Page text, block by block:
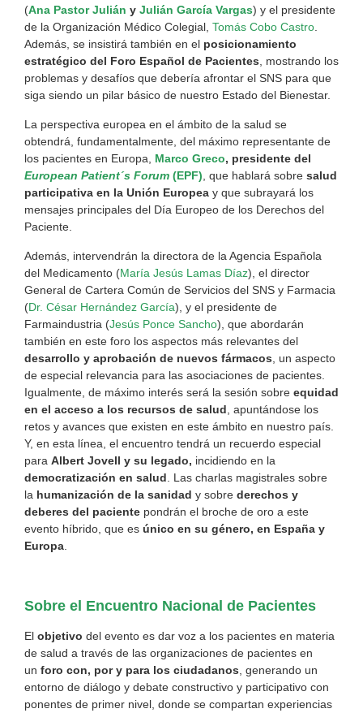
(Ana Pastor Julián y Julián García Vargas) y el presidente
de la Organización Médico Colegial, Tomás Cobo Castro
Además, se insistirá también en el posicionamiento
estratégico del Foro Español de Pacientes , mostrando los
problemas y desafíos que debería afrontar el SNS para que
siga siendo un pilar básico de nuestro Estado del Bienestar.
La perspectiva europea en el ámbito de la salud se
obtendrá, fundamentalmente, del máximo representante de
los pacientes en Europa, Marco Greco, presidente del
European Patient´s Forum (EPF) , que hablará sobre salud
participativa en la Unión Europea y que subrayará los
mensajes principales del Día Europeo de los Derechos del
Paciente.
Además, intervendrán la directora de la Agencia Española
del Medicamento (María Jesús Lamas Díaz), el director
General de Cartera Común de Servicios del SNS y Farmacia
(Dr. César Hernández García), y el presidente de
Farmaindustria (Jesús Ponce Sancho), que abordarán
también en este foro los aspectos más relevantes del
desarrollo y aprobación de nuevos fármacos , un aspecto
de especial relevancia para las asociaciones de pacientes.
Igualmente, de máximo interés será la sesión sobre equidad
en el acceso a los recursos de salud , apuntándose los
retos y avances que existen en este ámbito en nuestro país.
Y, en esta línea, el encuentro tendrá un recuerdo especial
para Albert Jovell y su legado, incidiendo en la
democratización en salud . Las charlas magistrales sobre
la humanización de la sanidad y sobre derechos y
deberes del paciente pondrán el broche de oro a este
evento híbrido, que es único en su género, en España y
Europa
Sobre el Encuentro Nacional de Pacientes
El objetivo del evento es dar voz a los pacientes en materia
de salud a través de las organizaciones de pacientes en
un foro con, por y para los ciudadanos , generando un
entorno de diálogo y debate constructivo y participativo con
ponentes de primer nivel, donde se compartan experiencias